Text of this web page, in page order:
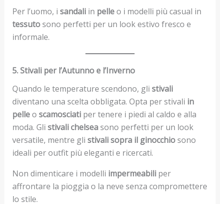
Per l’uomo, i sandaliin pelleo i modelli più casual in
tessutosono perfetti per un look estivo fresco e
informale.
5. Stivali per l’Autunno e l’Inverno
Quando le temperature scendono, gli stivali
diventano una scelta obbligata. Opta per stivali in
pelleo scamosciatiper tenere i piedi al caldo e alla
moda. Gli stivali chelseasono perfetti per un look
versatile, mentre gli stivali sopra il ginocchiosono
ideali per outfit più eleganti e ricercati.
Non dimenticare i modelli impermeabiliper
affrontare la pioggia o la neve senza compromettere
lo stile.